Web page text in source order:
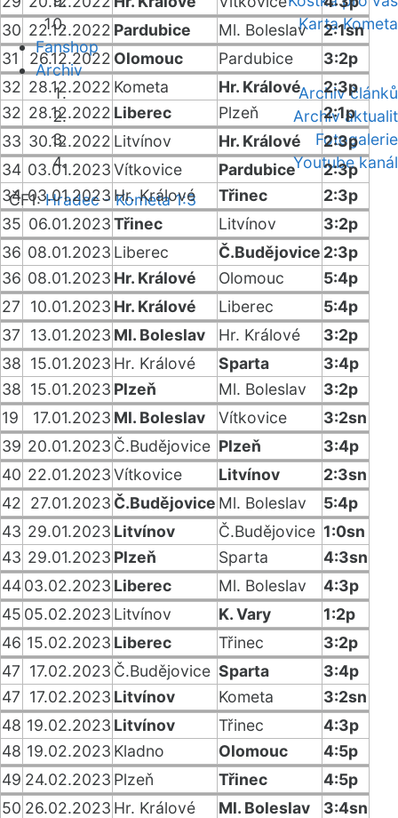
Karta Kometa
Fanshop
Archiv
Archiv článků
Archiv aktualit
Fotogalerie
Youtube kanál
ČF1:Hradec - Kometa 1:3
30 22.12.2022 Pardubice Ml. Boleslav
2:1sn
31
26.12.2022 Olomouc Pardubice
3:2p
32 28.12.2022 Kometa Hr. Králové
2:3p
32 28.12.2022 Liberec Plzeň
2:1p
33 30.12.2022 Litvínov Hr. Králové
2:3p
34 03.01.2023Vítkovice Pardubice
2:3p
34 03.01.2023 Hr. Králové Třinec
2:3p
35 06.01.2023Třinec Litvínov
3:2p
36 08.01.2023 Liberec Č.Budějovice 2:3p
36 08.01.2023 Hr. Králové Olomouc
5:4p
27
10.01.2023 Hr. Králové Liberec
5:4p
37
13.01.2023 Ml. Boleslav Hr. Králové
3:2p
38 15.01.2023 Hr. Králové Sparta
3:4p
38 15.01.2023 Plzeň Ml. Boleslav
3:2p
19
17.01.2023 Ml. Boleslav Vítkovice
3:2sn
39 20.01.2023 Č.Budějovice Plzeň
3:4p
40 22.01.2023Vítkovice Litvínov
2:3sn
42 27.01.2023 Č.Budějovice Ml. Boleslav
5:4p
43 29.01.2023 Litvínov Č.Budějovice 1:0sn
43 29.01.2023 Plzeň Sparta
4:3sn
4403.02.2023 Liberec Ml. Boleslav
4:3p
45 05.02.2023 Litvínov K. Vary
1:2p
46 15.02.2023 Liberec Třinec
3:2p
47 17.02.2023 Č.Budějovice Sparta
3:4p
47 17.02.2023 Litvínov Kometa
3:2sn
48 19.02.2023 Litvínov Třinec
4:3p
48 19.02.2023 Kladno Olomouc
4:5p
49 24.02.2023 Plzeň Třinec
4:5p
50 26.02.2023 Hr. Králové Ml. Boleslav
3:4sn